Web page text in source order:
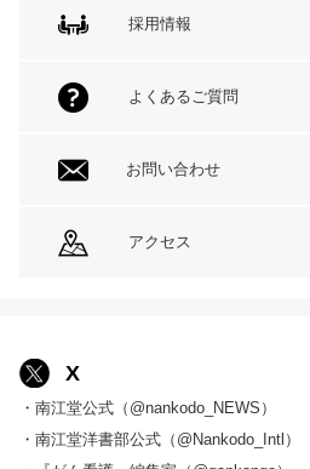
採用情報
よくあるご質問
お問い合わせ
アクセス
X
・南江堂公式（@nankodo_NEWS）
・南江堂洋書部公式（@Nankodo_Intl）